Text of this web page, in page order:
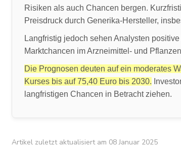
Risiken als auch Chancen bergen.
Preisdruck durch Generika-Hersteller,
Langfristig jedoch sehen Analysten
Marktchancen im Arzneimittel- und
Die Prognosen deuten auf ein moderates
Kurses bis auf 75,40 Euro bis 2030.
langfristigen Chancen in Betracht ziehen.
Artikel zuletzt aktualisiert am 08 Januar 2025